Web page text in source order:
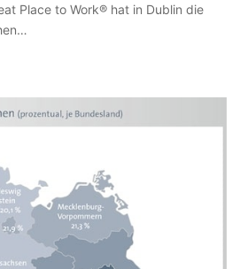
Place to Work® hat in Dublin die